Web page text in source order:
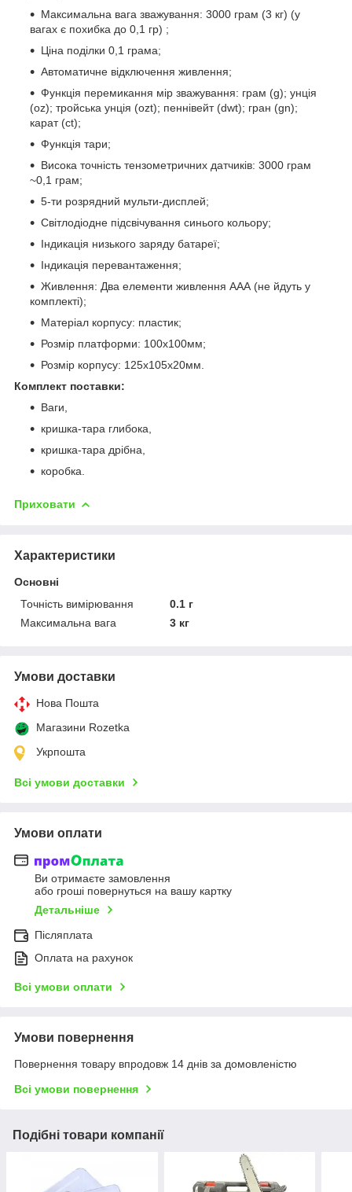
Максимальна вага зважування: 3000 грам (3 кг) (у
вагах є похибка до 0,1 гр) ;
Ціна поділки 0,1 грама;
Автоматичне відключення живлення;
Функція перемикання мір зважування: грам (g); унція
(oz); тройська унція (ozt); пеннівейт (dwt); гран (gn);
карат (ct);
Функція тари;
Висока точність тензометричних датчиків: 3000 грам
~0,1 грам;
5-ти розрядний мульти-дисплей;
Світлодіодне підсвічування синього кольору;
Індикація низького заряду батареї;
Індикація перевантаження;
Живлення: Два елементи живлення ААА (не йдуть у
комплекті);
Матеріал корпусу: пластик;
Розмір платформи: 100х100мм;
Розмір корпусу: 125х105х20мм.
Комплект поставки:
Ваги,
кришка-тара глибока,
кришка-тара дрібна,
коробка.
Приховати
Характеристики
Основні
Точність вимірювання
0.1 г
Максимальна вага
3 кг
Умови доставки
Нова Пошта
Магазини Rozetka
Укрпошта
Всі умови доставки
Умови оплати
Ви отримаєте замовлення
або гроші повернуться на вашу картку
Детальніше
Післяплата
Оплата на рахунок
Всі умови оплати
Умови повернення
Повернення товару впродовж 14 днів за домовленістю
Всі умови повернення
Подібні товари компанії